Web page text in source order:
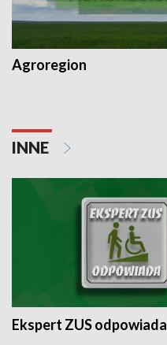
Agroregion
INNE
Ekspert ZUS odpowiada